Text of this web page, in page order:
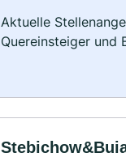
Aktuelle
Quereinsteiger und